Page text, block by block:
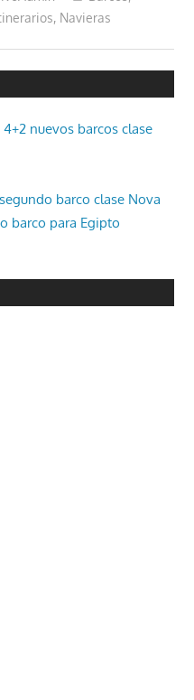
, Navieras
nuevos barcos clase
barco clase Nova
barco para Egipto